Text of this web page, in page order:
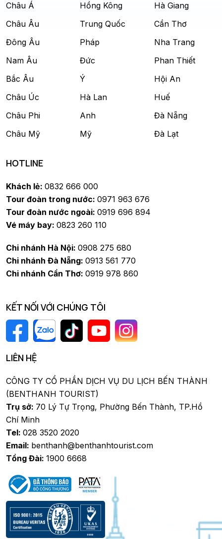
Châu Á
Châu Âu
Đông Âu
Nam Âu
Bắc Âu
Châu Úc
Châu Phi
Châu Mỹ
Hồng Kông
Trung Quốc
Pháp
Đức
Ý
Hà Lan
Anh
Mỹ
Hà Giang
Cần Thơ
Nha Trang
Phan Thiết
Hội An
Huế
Đà Nẵng
Đà Lạt
HOTLINE
Khách lẻ: 0832 666 000
Tour đoàn trong nước: 0971 963 676
Tour đoàn nước ngoài: 0919 696 894
Vé máy bay: 0823 260 110
Chi nhánh Hà Nội: 0908 275 680
Chi nhánh Đà Nẵng: 0913 561 770
Chi nhánh Cần Thơ: 0919 978 860
KẾT NỐI VỚI CHÚNG TÔI
LIÊN HỆ
CÔNG TY CỔ PHẦN DỊCH VỤ DU LỊCH BẾN THÀNH
(BENTHANH TOURIST)
Trụ sở: 70 Lý Tự Trọng, Phường Bến Thành, TP.Hồ
Chí Minh
Tel: 028 3520 2020
Email: benthanh@benthanhtourist.com
Tổng Đài: 1900 6668